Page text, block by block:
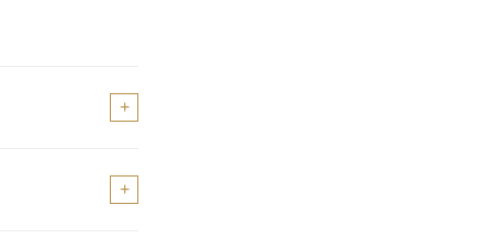
+
+